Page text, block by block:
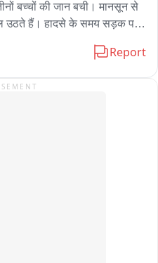
बच्चों की जान बची। मानसून से
उठते हैं। हादसे के समय सड़क पर
राजधानी में कई फ्लड ड्रेन
Report